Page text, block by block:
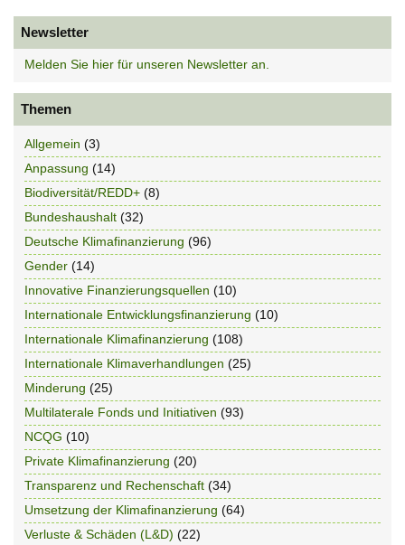
Newsletter
Melden Sie hier für unseren Newsletter an.
Themen
Allgemein (3)
Anpassung (14)
Biodiversität/REDD+ (8)
Bundeshaushalt (32)
Deutsche Klimafinanzierung (96)
Gender (14)
Innovative Finanzierungsquellen (10)
Internationale Entwicklungsfinanzierung (10)
Internationale Klimafinanzierung (108)
Internationale Klimaverhandlungen (25)
Minderung (25)
Multilaterale Fonds und Initiativen (93)
NCQG (10)
Private Klimafinanzierung (20)
Transparenz und Rechenschaft (34)
Umsetzung der Klimafinanzierung (64)
Verluste & Schäden (L&D) (22)